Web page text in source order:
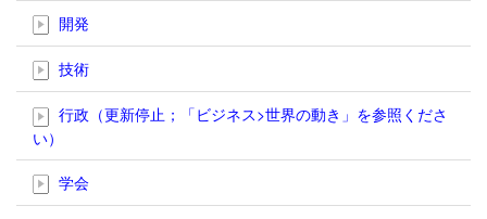
開発
技術
行政（更新停止；「ビジネス>世界の動き」を参照くださ
い）
学会